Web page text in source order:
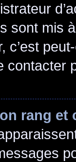
sont mis
c’est
contacter
rang